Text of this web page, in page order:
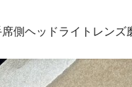
側ヘッドライトレン